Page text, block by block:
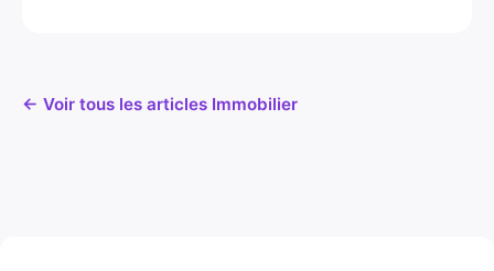
← Voir tous les articles Immobilier